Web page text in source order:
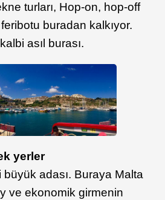
turları, Hop-on, hop-off
buradan kalkıyor.
asıl burası.
yerler
adası. Buraya Malta
ve ekonomik girmenin